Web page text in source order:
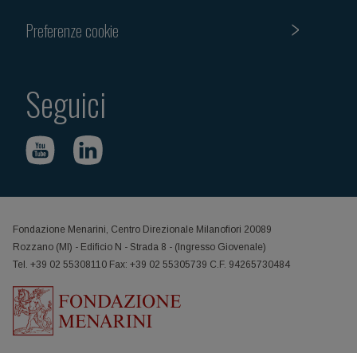
Preferenze cookie
Seguici
Fondazione Menarini, Centro Direzionale Milanofiori 20089
Rozzano (MI) - Edificio N - Strada 8 - (Ingresso Giovenale)
Tel. +39 02 55308110 Fax: +39 02 55305739 C.F. 94265730484